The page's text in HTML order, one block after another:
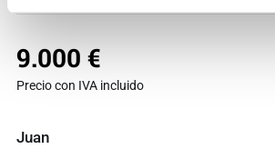
9.000 €
Precio con IVA incluido
Juan